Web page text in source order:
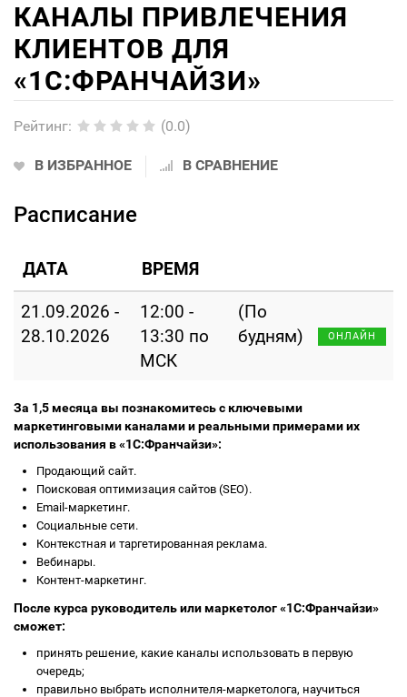
КАНАЛЫ ПРИВЛЕЧЕНИЯ
КЛИЕНТОВ ДЛЯ
«1С:ФРАНЧАЙЗИ»
Рейтинг: (0.0)
В ИЗБРАННОЕ В СРАВНЕНИЕ
Расписание
ДАТА ВРЕМЯ
21.09.2026 -
28.10.2026
12:00 -
13:30 по
МСК
(По
будням)
ОНЛАЙН
За 1,5 месяца вы познакомитесь с ключевыми
маркетинговыми каналами и реальными примерами их
использования в «1С:Франчайзи»:
Продающий сайт.
Поисковая оптимизация сайтов (SEO).
Email-маркетинг.
Социальные сети.
Контекстная и таргетированная реклама.
Вебинары.
Контент-маркетинг.
После курса руководитель или маркетолог «1С:Франчайзи»
сможет:
принять решение, какие каналы использовать в первую
очередь;
правильно выбрать исполнителя-маркетолога, научиться